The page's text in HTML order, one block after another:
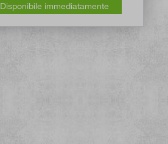
Disponibile immediatamente